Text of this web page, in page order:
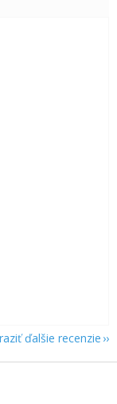
ďalšie recenzie